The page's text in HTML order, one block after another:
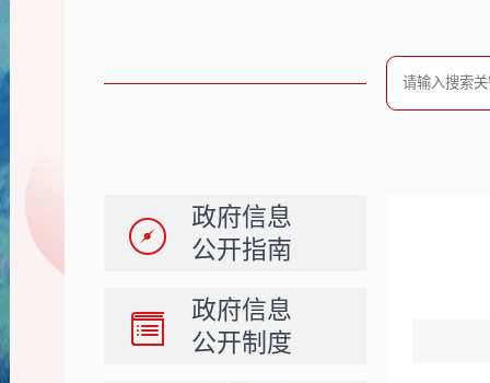
政府信息
公开指南
政府信息
公开制度